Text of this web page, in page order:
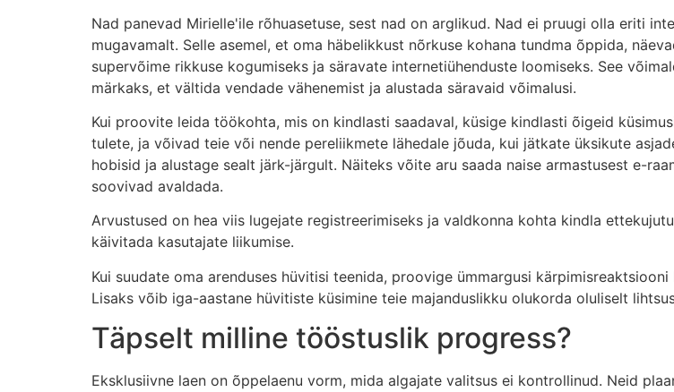
Nad panevad Mirielle'ile rõhuasetuse, sest nad on arglikud. Nad ei pruugi olla eriti
mugavamalt. Selle asemel, et oma häbelikkust nõrkuse kohana tundma õppida,
supervõime rikkuse kogumiseks ja säravate internetiühenduste loomiseks. See
märkaks, et vältida vendade vähenemist ja alustada säravaid võimalusi.
Kui proovite leida töökohta, mis on kindlasti saadaval, küsige kindlasti õigeid
tulete, ja võivad teie või nende pereliikmete lähedale jõuda, kui jätkate üksikute
hobisid ja alustage sealt järk-järgult. Näiteks võite aru saada naise armastusest e-
soovivad avaldada.
Arvustused on hea viis lugejate registreerimiseks ja valdkonna kohta kindla
käivitada kasutajate liikumise.
Kui suudate oma arenduses hüvitisi teenida, proovige ümmargusi
Lisaks võib iga-aastane hüvitiste küsimine teie majanduslikku olukorda oluliselt
Täpselt milline tööstuslik progress?
Eksklusiivne laen on õppelaenu vorm, mida algajate valitsus ei kontrollinud. Neid